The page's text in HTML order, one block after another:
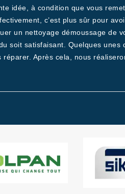
idée, à condition que vous
c’est plus sûr pour
un nettoyage démoussage de
soit satisfaisant. Quelques unes
réparer. Après cela, nous